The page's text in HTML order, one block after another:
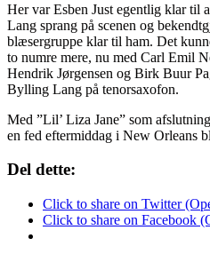
Her var Esben Just egentlig klar til
Lang sprang på scenen og
blæsergruppe klar til ham. Det
to numre mere, nu med Carl Emil
Hendrik Jørgensen og Birk Buur
Bylling Lang på tenorsaxofon.
Med ”Lil’ Liza Jane” som
en fed eftermiddag i New Orleans
Del dette:
Click to share on Twitter
Click to share on Facebook